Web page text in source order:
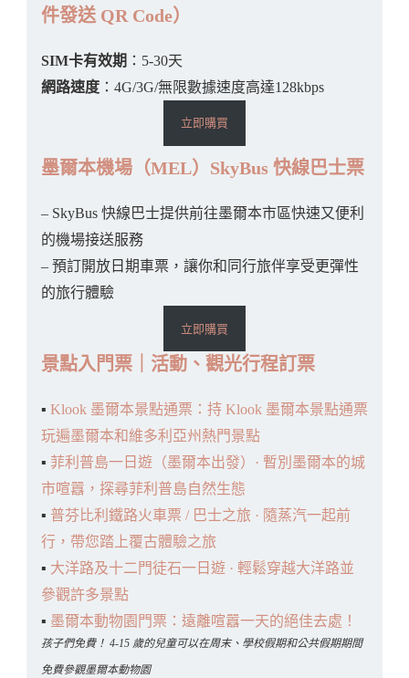
件發送 QR Code）
SIM卡有效期 ：5-30天
網路速度：4G/3G/無限數據速度高達128kbps
立即購買
墨爾本機場（MEL）SkyBus 快線巴士票
– SkyBus 快線巴士提供前往墨爾本市區快速又便利
的機場接送服務
– 預訂開放日期車票，讓你和同行旅伴享受更彈性
的旅行體驗
立即購買
景點入門票｜活動、觀光行程訂票
▪️ Klook 墨爾本景點通票：持 Klook 墨爾本景點通票
玩遍墨爾本和維多利亞州熱門景點
▪️ 菲利普島一日遊（墨爾本出發）· 暫別墨爾本的城
市喧囂，探尋菲利普島自然生態
▪️ 普芬比利鐵路火車票 / 巴士之旅 · 隨蒸汽一起前
行，帶您踏上覆古體驗之旅
▪️ 大洋路及十二門徒石一日遊 · 輕鬆穿越大洋路並
參觀許多景點
▪️ 墨爾本動物園門票：遠離喧囂一天的絕佳去處！
孩子們免費！ 4-15 歲的兒童可以在周末、學校假期和公共假期期間
免費參觀墨爾本動物園